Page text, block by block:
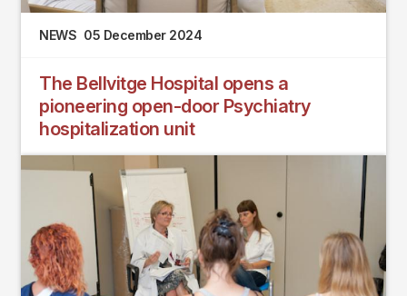
NEWS 05 December 2024
The Bellvitge Hospital opens a
pioneering open-door Psychiatry
hospitalization unit